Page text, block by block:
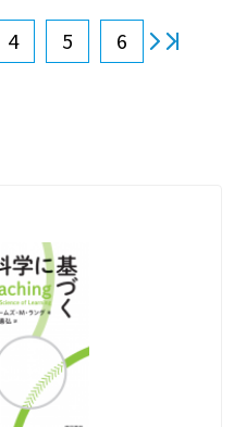
4 5 6